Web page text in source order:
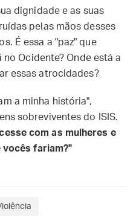
dignidade e as suas
pelas mãos desses
É essa a "paz" que
Ocidente? Onde está a
essas atrocidades?
a minha história",
sobreviventes do ISIS.
com as mulheres e
vocês fariam?"